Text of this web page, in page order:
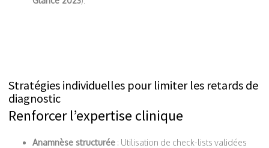
Stratégies individuelles pour limiter les retards de
diagnostic
Renforcer l’expertise clinique
Anamnèse structurée : Utilisation de check-lists validées